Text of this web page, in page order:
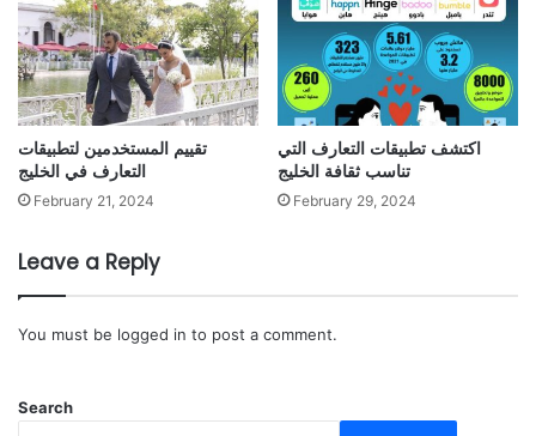
تقييم المستخدمين لتطبيقات
التعارف في الخليج
February 21, 2024
اكتشف تطبيقات التعارف التي
تناسب ثقافة الخليج
February 29, 2024
Leave a Reply
You must be logged in to post a comment.
Search